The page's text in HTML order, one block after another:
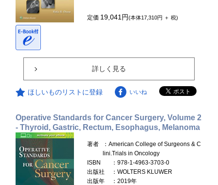
定価 19,041円(本体17,310円 ＋ 税)
詳しく見る
ほしいものリストに登録 いいね
Operative Standards for Cancer Surgery, Volume 2
- Thyroid, Gastric, Rectum, Esophagus, Melanoma
著者
：American College of Surgeons & C
lini.Trials in Oncology
ISBN
：978-1-4963-3703-0
出版社
：WOLTERS KLUWER
出版年
：2019年